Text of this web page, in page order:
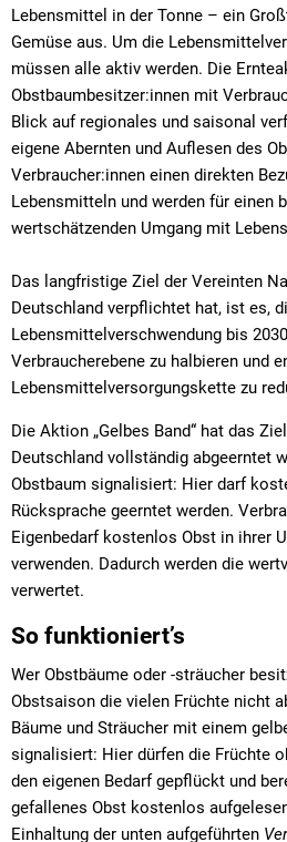
Lebensmittel in der Tonne – ein
Gemüse aus. Um die
müssen alle aktiv werden. Die
Obstbaumbesitzer:innen mit
Blick auf regionales und saisonal
eigene Abernten und Auflesen des
Verbraucher:innen einen direkten
Lebensmitteln und werden für einen
wertschätzenden Umgang mit
Das langfristige Ziel der Vereinten
Deutschland verpflichtet hat, ist es,
Lebensmittelverschwendung bis
Verbraucherebene zu halbieren und
Lebensmittelversorgungskette zu
Die Aktion „Gelbes Band“ hat das
Deutschland vollständig abgeerntet
Obstbaum signalisiert: Hier darf
Rücksprache geerntet werden.
Eigenbedarf kostenlos Obst in ihrer
verwenden. Dadurch werden die
verwertet.
So funktioniert’s
Wer Obstbäume oder -sträucher
Obstsaison die vielen Früchte nicht
Bäume und Sträucher mit einem
signalisiert: Hier dürfen die Früchte
den eigenen Bedarf gepflückt und
gefallenes Obst kostenlos
Einhaltung der unten aufgeführten